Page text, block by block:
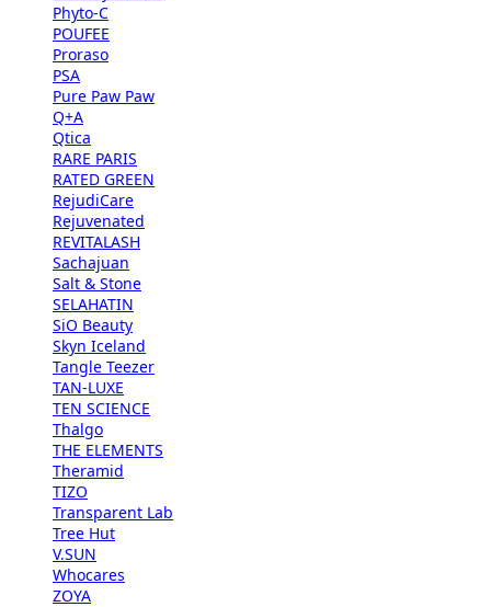
Phyto-C
POUFEE
Proraso
PSA
Pure Paw Paw
Q+A
Qtica
RARE PARIS
RATED GREEN
RejudiCare
Rejuvenated
REVITALASH
Sachajuan
Salt & Stone
SELAHATIN
SiO Beauty
Skyn Iceland
Tangle Teezer
TAN-LUXE
TEN SCIENCE
Thalgo
THE ELEMENTS
Theramid
TIZO
Transparent Lab
Tree Hut
V.SUN
Whocares
ZOYA